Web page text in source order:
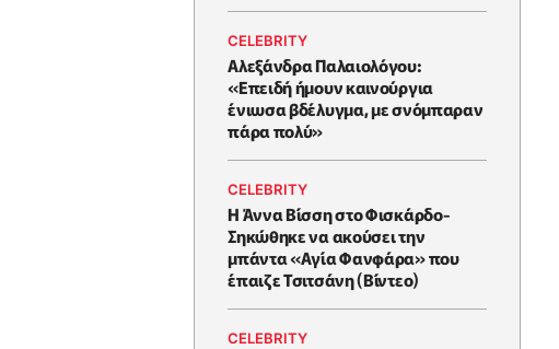
CELEBRITY
Αλεξάνδρα Παλαιολόγου:
«Επειδή ήμουν καινούργια
ένιωσα βδέλυγμα, με σνόμπαραν
πάρα πολύ»
CELEBRITY
Η Άννα Βίσση στο Φισκάρδο-
Σηκώθηκε να ακούσει την
μπάντα «Αγία Φανφάρα» που
έπαιζε Τσιτσάνη (Βίντεο)
CELEBRITY